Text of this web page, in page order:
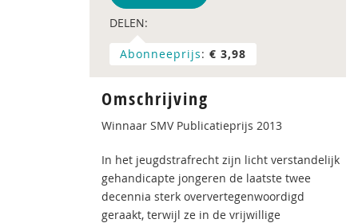
DELEN:
Abonneeprijs: € 3,98
Omschrijving
Winnaar SMV Publicatieprijs 2013
In het jeugdstrafrecht zijn licht verstandelijk
gehandicapte jongeren de laatste twee
decennia sterk oververtegenwoordigd
geraakt, terwijl ze in de vrijwillige